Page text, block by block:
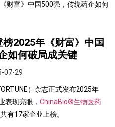
财富》中国500强，传统药企如何
2025年《财富》中国
如何破局成关键
07-29
）杂志正式发布2025年
表现亮眼， ChinaBio®生物医药
有17家企业上榜。